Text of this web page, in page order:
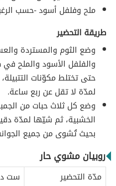
ملح وفلفل أسود -حسب
طريقة التحضير
وضع الثوم والمستردة
والفلفل الأسود والملح
حتى تختلط مكوّنات
لمدّة لا تقل عن ربع ساعة.
وضع كل ثلاث حبات من
الخشبية، ثم شيّها لمدّة
بحيث تُشوى من جميع
روبيان مشوي حار
مدّة التحضير
ست